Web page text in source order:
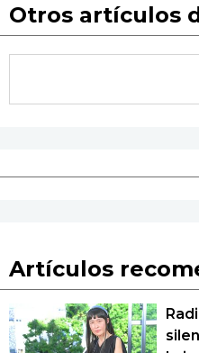
Otros artículos
Artículos